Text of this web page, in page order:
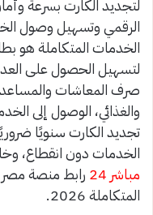
لتجديد الكارت بسرعة
الرقمي وتسهيل وصول
الخدمات المتكاملة هو
لتسهيل الحصول على
صرف المعاشات
والغذائي، الوصول إلى
تجديد الكارت سنويًا
الخدمات دون انقطاع،
مباشر 24
رابط منصة مصر
المتكاملة 2026.